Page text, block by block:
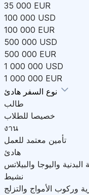
35 000 EUR
100 000 USD
100 000 EUR
500 000 USD
500 000 EUR
1 000 000 USD
1 000 000 EUR
نوع السفر
طالب
خصيصا للطلاب
งาน
تأمين معتمد للعمل
هادئ
نشيط
وركوب الأمواج والتزلج